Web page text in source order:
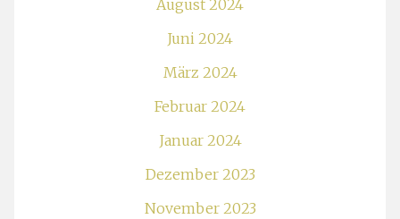
August 2024
Juni 2024
März 2024
Februar 2024
Januar 2024
Dezember 2023
November 2023